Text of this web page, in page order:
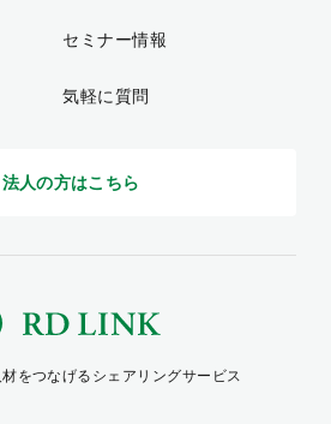
セミナー情報
気軽に質問
法人の方はこちら
をつなげるシェアリングサービス